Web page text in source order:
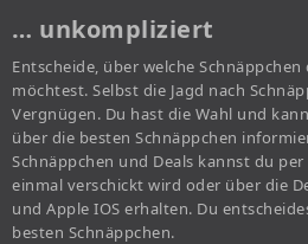
… unkompliziert
Entscheide, über welche
möchtest. Selbst die Jagd nach
Vergnügen. Du hast die Wahl und
über die besten Schnäppchen
Schnäppchen und Deals kannst du
einmal verschickt wird oder über die
und Apple IOS erhalten. Du
besten Schnäppchen.